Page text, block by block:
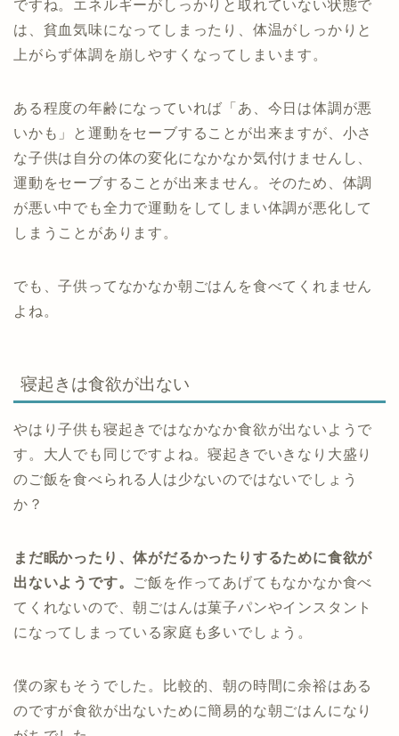
ですね。エネルギーがしっかりと取れていない状態で
は、貧血気味になってしまったり、体温がしっかりと
上がらず体調を崩しやすくなってしまいます。
ある程度の年齢になっていれば「あ、今日は体調が悪
いかも」と運動をセーブすることが出来ますが、小さ
な子供は自分の体の変化になかなか気付けませんし、
運動をセーブすることが出来ません。そのため、体調
が悪い中でも全力で運動をしてしまい体調が悪化して
しまうことがあります。
でも、子供ってなかなか朝ごはんを食べてくれません
よね。
寝起きは食欲が出ない
やはり子供も寝起きではなかなか食欲が出ないようで
す。大人でも同じですよね。寝起きでいきなり大盛り
のご飯を食べられる人は少ないのではないでしょう
か？
まだ眠かったり、体がだるかったりするために食欲が
出ないようです。 ご飯を作ってあげてもなかなか食べ
てくれないので、朝ごはんは菓子パンやインスタント
になってしまっている家庭も多いでしょう。
僕の家もそうでした。比較的、朝の時間に余裕はある
のですが食欲が出ないために簡易的な朝ごはんになり